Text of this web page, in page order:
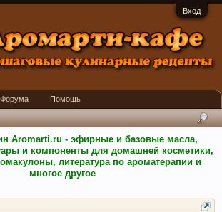
Вход
Aromarti.ru - эфирные и базовые масла,
и компоненты для домашней косметики,
литература по ароматерапии и
многое другое
Помощь